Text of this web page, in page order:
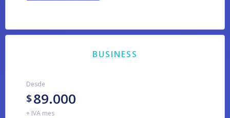
BUSINESS
Desde
$89.000
+ IVA mes